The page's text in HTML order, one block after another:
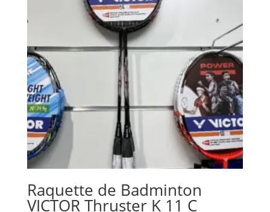
Raquette de Badminton
VICTOR Thruster K 11 C